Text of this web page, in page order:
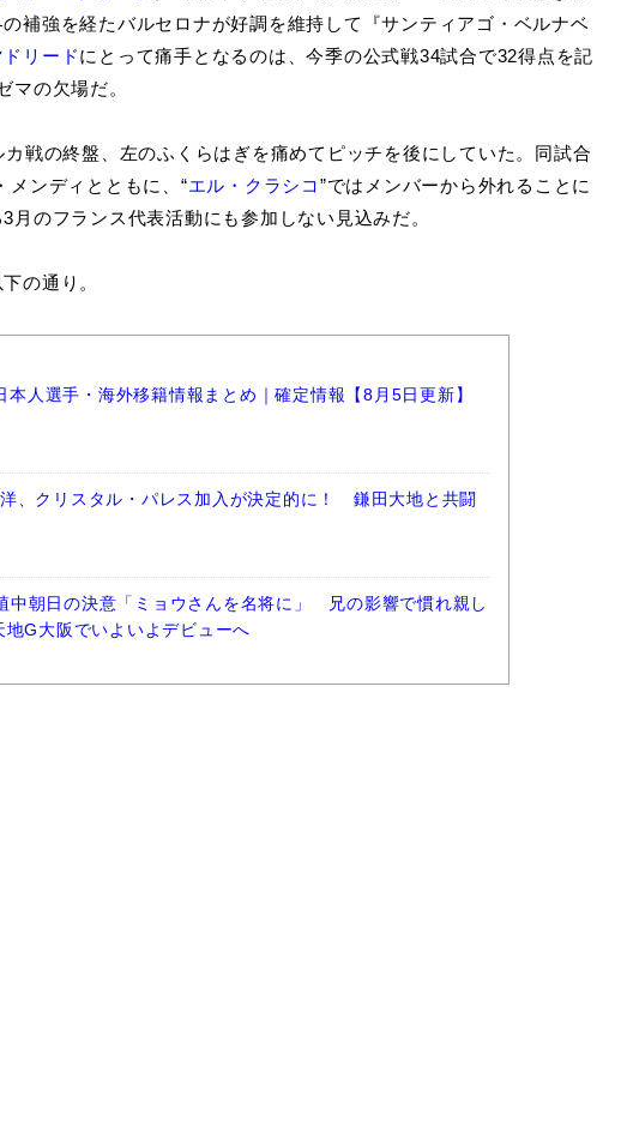
補強を経たバルセロナが好調を維持して『サンティアゴ・ベルナベ
リードにとって痛手となるのは、今季の公式戦34試合で32得点を記
マの欠場だ。
戦の終盤、左のふくらはぎを痛めてピッチを後にしていた。同試合
メンディとともに、“エル・クラシコ ”ではメンバーから外れることに
のフランス代表活動にも参加しない見込みだ。
の通り。
人選手・海外移籍情報まとめ｜確定情報【8月5日更新】
、クリスタル・パレス加入が決定的に！ 鎌田大地と共闘
中朝日の決意「ミョウさんを名将に」 兄の影響で慣れ親し
地G大阪でいよいよデビューへ